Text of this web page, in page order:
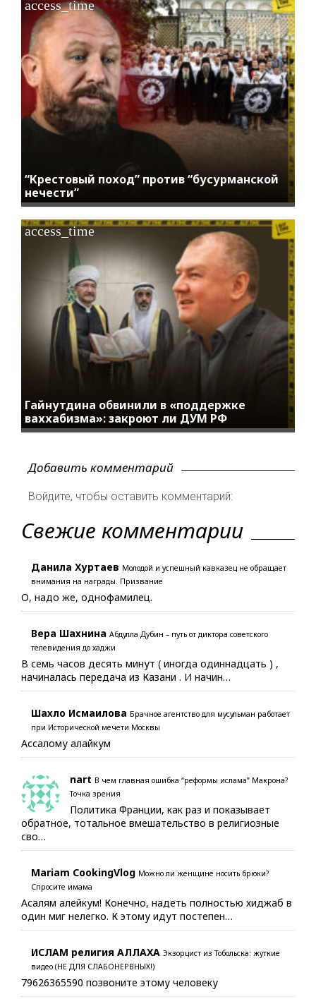
“Крестовый поход” против “бусурманской
нечести”
access_time
Гайнутдина обвинили в «поддержке
ваххабизма»: закроют ли ДУМ РФ
access_time
Добавить комментарий
Войдите, чтобы оставить комментарий:
Свежие комментарии
Данила Хуртаев Молодой и успешный кавказец не обращает
внимания на награды. Призвание
О, надо же, однофамилец.
Вера Шахнина Абдулла Дубин – путь от диктора советского
телевидения до хаджи
В семь часов десять минут ( иногда одиннадцать ) ,
начиналась передача из Казани . И начин…
Шахло Исмаилова Брачное агентство для мусульман работает
при Исторической мечети Москвы
Ассалому алайкум
nart В чем главная ошибка “реформы ислама” Макрона?
Точка зрения
Политика Франции, как раз и показывает
обратное, тотальное вмешательство в религиозные
сво…
Mariam CookingVlog Можно ли женщине носить брюки?
Спросите имама
Асалям алейкум! Конечно, надеть полностью хиджаб в
один миг нелегко. К этому идут постепен…
ИСЛАМ религия АЛЛАХА Экзорцист из Тобольска: жуткие
видео (НЕ ДЛЯ СЛАБОНЕРВНЫХ!)
79626365590 позвоните этому человеку